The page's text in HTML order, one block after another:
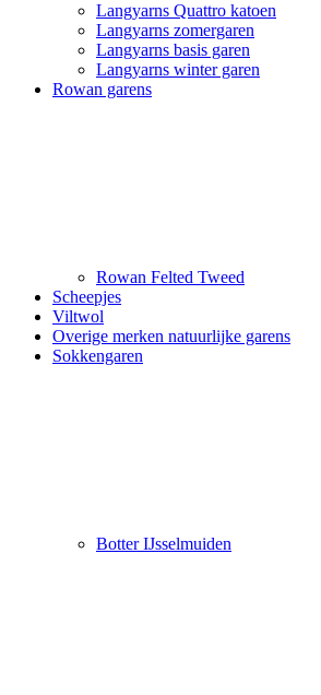
Langyarns Quattro katoen
Langyarns zomergaren
Langyarns basis garen
Langyarns winter garen
Rowan garens
Rowan Felted Tweed
Scheepjes
Viltwol
Overige merken natuurlijke garens
Sokkengaren
Botter IJsselmuiden